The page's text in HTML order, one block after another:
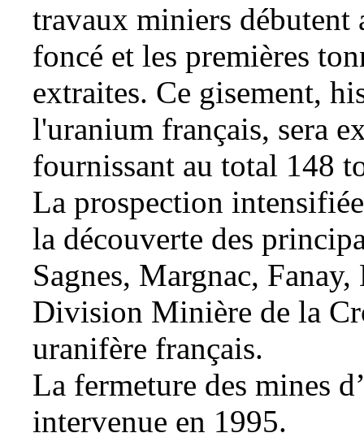
travaux miniers
foncé et les premières
extraites. Ce gisement,
l'uranium français, sera
fournissant au total 148
La prospection
la découverte des
Sagnes, Margnac,
Division Minière de la
uranifère français.
La fermeture des mines
intervenue en 1995.